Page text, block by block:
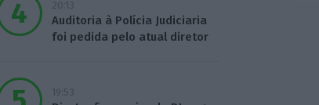
20:13
Auditoria à Polícia Judiciaria
foi pedida pelo atual diretor
19:53